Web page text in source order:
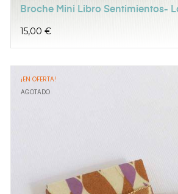
Broche Mini Libro Sentimientos-
Precio
15,00 €
¡EN OFERTA!
AGOTADO